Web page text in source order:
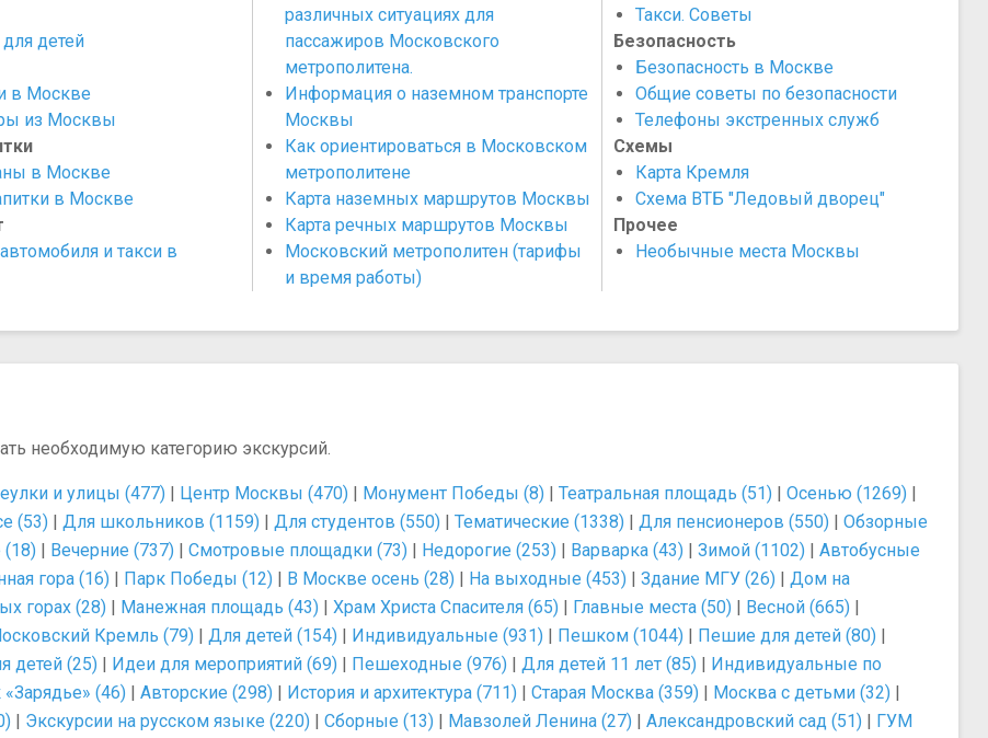
детей
в Москве
из Москвы
в Москве
в Москве
и такси в
различных ситуациях для
пассажиров Московского
метрополитена.
Информация о наземном транспорте
Москвы
Как ориентироваться в Московском
метрополитене
Карта наземных маршрутов Москвы
Карта речных маршрутов Москвы
Московский метрополитен (тарифы
и время работы)
Такси. Советы
Безопасность
Безопасность в Москве
Общие советы по безопасности
Телефоны экстренных служб
Схемы
Карта Кремля
Схема ВТБ "Ледовый дворец"
Прочее
Необычные места Москвы
необходимую категорию экскурсий.
и улицы (477) | Центр Москвы (470) | Монумент Победы (8) | Театральная площадь (51) | Осенью (1269) |
(53) | Для школьников (1159) | Для студентов (550) | Тематические (1338) | Для пенсионеров (550) | Обзорные
| Вечерние (737) | Смотровые площадки (73) | Недорогие (253) | Варварка (43) | Зимой (1102) | Автобусные
гора (16) | Парк Победы (12) | В Москве осень (28) | На выходные (453) | Здание МГУ (26) | Дом на
горах (28) | Манежная площадь (43) | Храм Христа Спасителя (65) | Главные места (50) | Весной (665) |
Кремль (79) | Для детей (154) | Индивидуальные (931) | Пешком (1044) | Пешие для детей (80) |
детей (25) | Идеи для мероприятий (69) | Пешеходные (976) | Для детей 11 лет (85) | Индивидуальные по
(46) | Авторские (298) | История и архитектура (711) | Старая Москва (359) | Москва с детьми (32) |
| Экскурсии на русском языке (220) | Сборные (13) | Мавзолей Ленина (27) | Александровский сад (51) | ГУМ